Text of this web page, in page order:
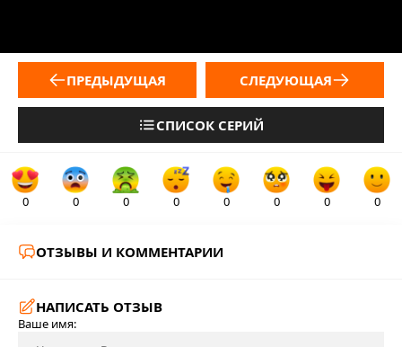
ПРЕДЫДУЩАЯ
СПИСОК СЕРИЙ
СЛЕДУЮЩАЯ
0 0 0 0 0 0 0 0
ОТЗЫВЫ И КОММЕНТАРИИ
НАПИСАТЬ ОТЗЫВ
Ваше имя: